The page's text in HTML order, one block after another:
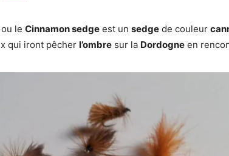
ou le Cinnamon sedge est un sedge de couleur
qui iront pêcher l’ombre sur la Dordogne en